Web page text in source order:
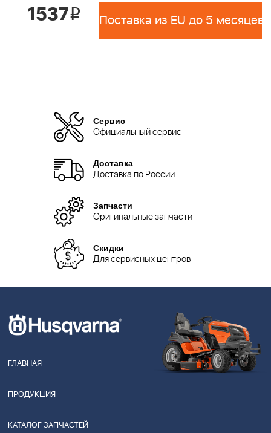
1537i Поставка из EU до 5 месяцев
Сервис
Официальный сервис
Доставка
Доставка по России
Запчасти
Оригинальные запчасти
Скидки
Для сервисных центров
ГЛАВНАЯ
ПРОДУКЦИЯ
КАТАЛОГ ЗАПЧАСТЕЙ